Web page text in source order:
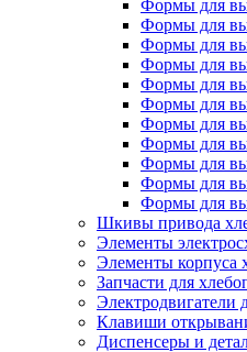
Формы для
Формы для
Формы для
Формы для
Формы для
Формы для
Формы для
Формы для
Формы для
Формы для
Формы для
Шкивы привода
Элементы
Элементы корпуса
Запчасти для
Электродвигатели
Клавиши
Диспенсеры и